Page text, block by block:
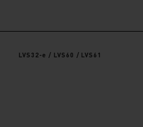
LVS32-e / LVS60 / LVS61